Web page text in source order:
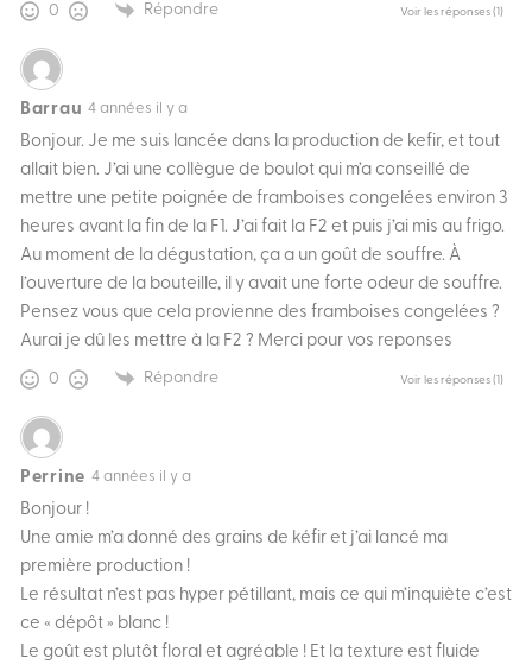
0 Répondre Voir les réponses(1)
Barrau 4 années il y a
Bonjour. Je me suis lancée dans la production de kefir, et tout
allait bien. J’ai une collègue de boulot qui m’a conseillé de
mettre une petite poignée de framboises congelées environ 3
heures avant la fin de la F1. J’ai fait la F2 et puis j’ai mis au frigo.
Au moment de la dégustation, ça a un goût de souffre. À
l’ouverture de la bouteille, il y avait une forte odeur de souffre.
Pensez vous que cela provienne des framboises congelées ?
Aurai je dû les mettre à la F2 ? Merci pour vos reponses
0 Répondre Voir les réponses(1)
Perrine 4 années il y a
Bonjour !
Une amie m’a donné des grains de kéfir et j’ai lancé ma
première production !
Le résultat n’est pas hyper pétillant, mais ce qui m’inquiète c’est
ce « dépôt » blanc !
Le goût est plutôt floral et agréable ! Et la texture est fluide